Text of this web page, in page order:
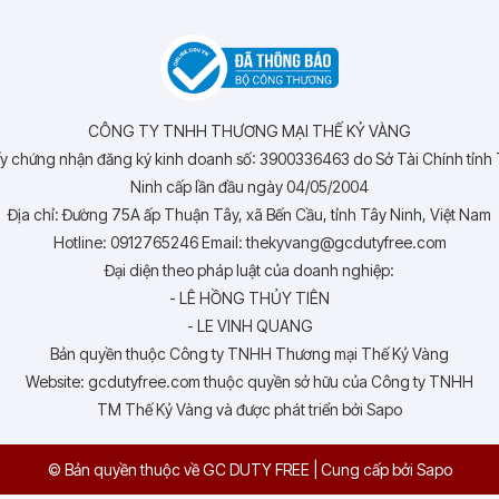
CÔNG TY TNHH THƯƠNG MẠI THẾ KỶ VÀNG
chứng nhận đăng ký kinh doanh số: 3900336463 do Sở Tài Chính tỉnh
Ninh cấp lần đầu ngày 04/05/2004
Địa chỉ: Đường 75A ấp Thuận Tây, xã Bến Cầu, tỉnh Tây Ninh, Việt Nam
Hotline: 0912765246 Email: thekyvang@gcdutyfree.com
Đại diện theo pháp luật của doanh nghiệp:
- LÊ HỒNG THỦY TIÊN
- LE VINH QUANG
Bản quyền thuộc Công ty TNHH Thương mại Thế Kỷ Vàng
Website: gcdutyfree.com thuộc quyền sở hữu của Công ty TNHH
TM Thế Kỷ Vàng và được phát triển bởi Sapo
© Bản quyền thuộc về GC DUTY FREE Cung cấp bởi Sapo